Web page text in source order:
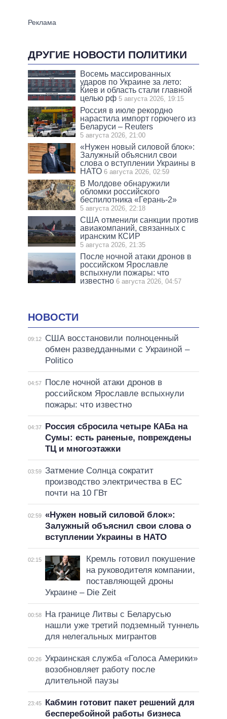
ДРУГИЕ НОВОСТИ ПОЛИТИКИ
Восемь массированных
ударов по Украине за лето:
Киев и область стали главной
целью рф 5 августа 2026, 19:15
Россия в июле рекордно
нарастила импорт горючего из
Беларуси – Reuters
5 августа 2026, 21:00
«Нужен новый силовой блок»:
Залужный объяснил свои
слова о вступлении Украины в
НАТО 6 августа 2026, 02:59
В Молдове обнаружили
обломки российского
беспилотника «Герань-2»
5 августа 2026, 22:18
США отменили санкции против
авиакомпаний, связанных с
иранским КСИР
5 августа 2026, 21:35
После ночной атаки дронов в
российском Ярославле
вспыхнули пожары: что
известно 6 августа 2026, 04:57
НОВОСТИ
09:12
США восстановили полноценный
обмен разведданными с Украиной –
Politico
04:57
После ночной атаки дронов в
российском Ярославле вспыхнули
пожары: что известно
04:37
Россия сбросила четыре КАБа на
Сумы: есть раненые, повреждены
ТЦ и многоэтажки
03:59 Затмение Солнца сократит
производство электричества в ЕС
почти на 10 ГВт
02:59 «Нужен новый силовой блок»:
Залужный объяснил свои слова о
вступлении Украины в НАТО
02:15
Кремль готовил покушение
на руководителя компании,
поставляющей дроны
Украине – Die Zeit
00:58
На границе Литвы с Беларусью
нашли уже третий подземный туннель
для нелегальных мигрантов
00:26 Украинская служба «Голоса Америки»
возобновляет работу после
длительной паузы
23:45
Кабмин готовит пакет решений для
бесперебойной работы бизнеса